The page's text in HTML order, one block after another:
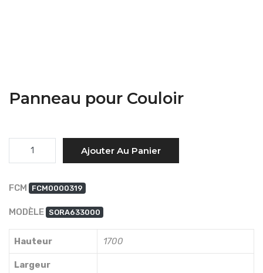
Panneau pour Couloir
Quantité
Ajouter Au Panier
FCM FCM0000319
MODÈLE SORA633000
Hauteur 1700
Largeur